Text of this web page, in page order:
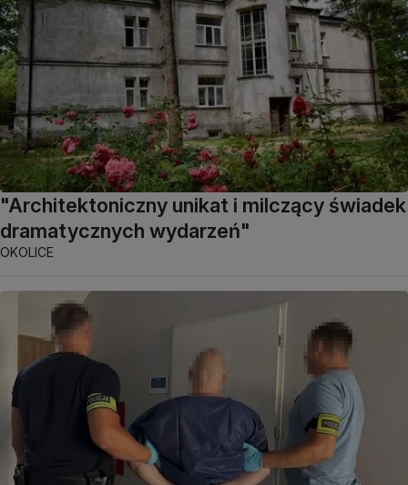
"Architektoniczny unikat i milczący świadek
dramatycznych wydarzeń"
OKOLICE